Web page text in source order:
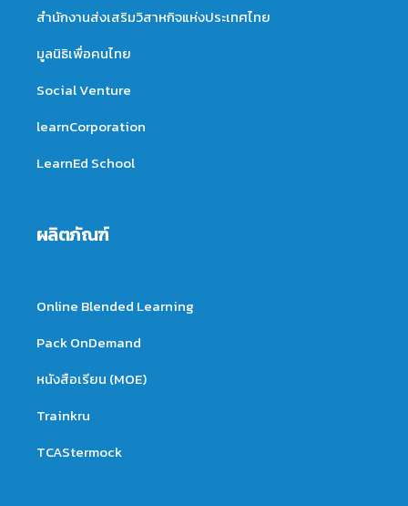
สำนักงานส่งเสริมวิสาหกิจแห่งประเทศไทย
มูลนิธิเพื่อคนไทย
Social Venture
learnCorporation
LearnEd School
ผลิตภัณฑ์
Online Blended Learning
Pack OnDemand
หนังสือเรียน (MOE)
Trainkru
TCAStermock